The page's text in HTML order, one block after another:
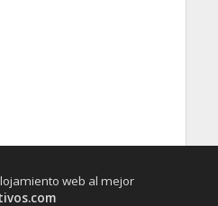
web al mejor